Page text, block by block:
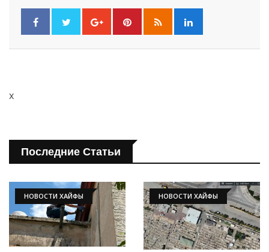
x
Последние Статьи
НОВОСТИ ХАЙФЫ НОВОСТИ ХАЙФЫ